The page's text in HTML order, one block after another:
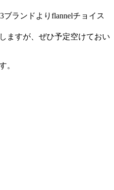
ブランドよりflannelチョイス
ますが、ぜひ予定空けておい
。